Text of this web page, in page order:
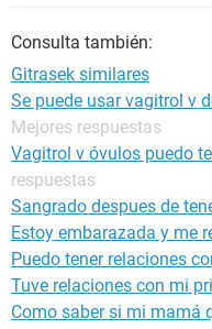
Consulta también:
Gitrasek similares
Se puede usar vagitrol v
Mejores respuestas
Vagitrol v óvulos puedo
respuestas
Sangrado despues de
Estoy embarazada y me
Puedo tener relaciones
Tuve relaciones con mi
Como saber si mi mamá